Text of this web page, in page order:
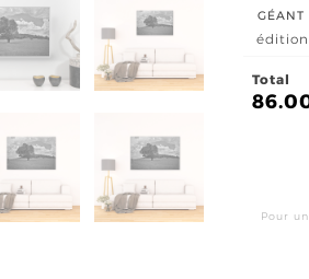
GÉANT
Total
Pour